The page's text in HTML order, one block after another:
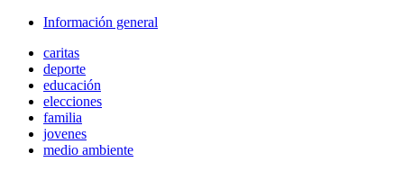
Información general
caritas
deporte
educación
elecciones
familia
jovenes
medio ambiente